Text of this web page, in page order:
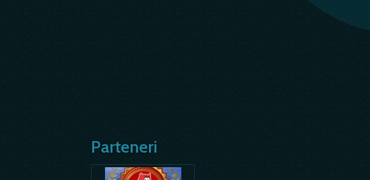
Parteneri